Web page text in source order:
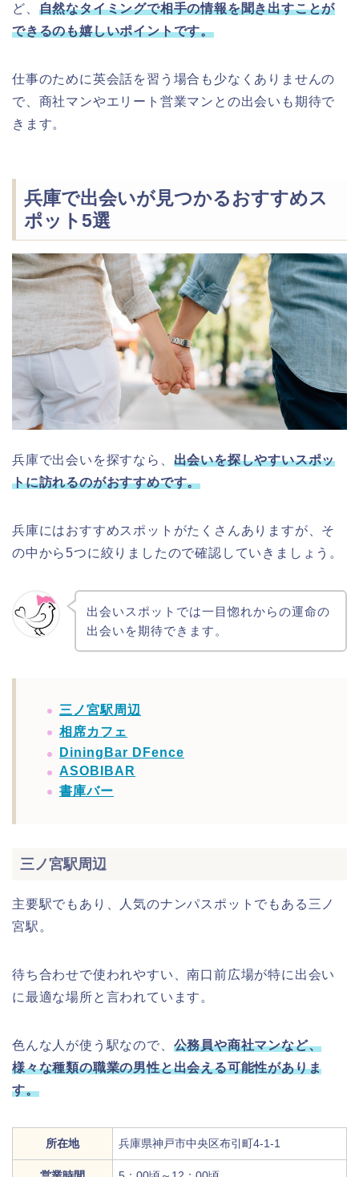
ど、 自然なタイミングで相手の情報を聞き出すことが
できるのも嬉しいポイントです。
仕事のために英会話を習う場合も少なくありませんの
で、商社マンやエリート営業マンとの出会いも期待で
きます。
兵庫で出会いが見つかるおすすめス
ポット5選
兵庫で出会いを探すなら、 出会いを探しやすいスポッ
トに訪れるのがおすすめです。
兵庫にはおすすめスポットがたくさんありますが、そ
の中から5つに絞りましたので確認していきましょう。
出会いスポットでは一目惚れからの運命の
出会いを期待できます。
三ノ宮駅周辺
相席カフェ
DiningBar DFence
ASOBIBAR
書庫バー
三ノ宮駅周辺
主要駅でもあり、人気のナンパスポットでもある三ノ
宮駅。
待ち合わせで使われやすい、南口前広場が特に出会い
に最適な場所と言われています。
色んな人が使う駅なので、 公務員や商社マンなど、
様々な種類の職業の男性と出会える可能性がありま
す。
所在地 兵庫県神戸市中央区布引町4‐1‐1